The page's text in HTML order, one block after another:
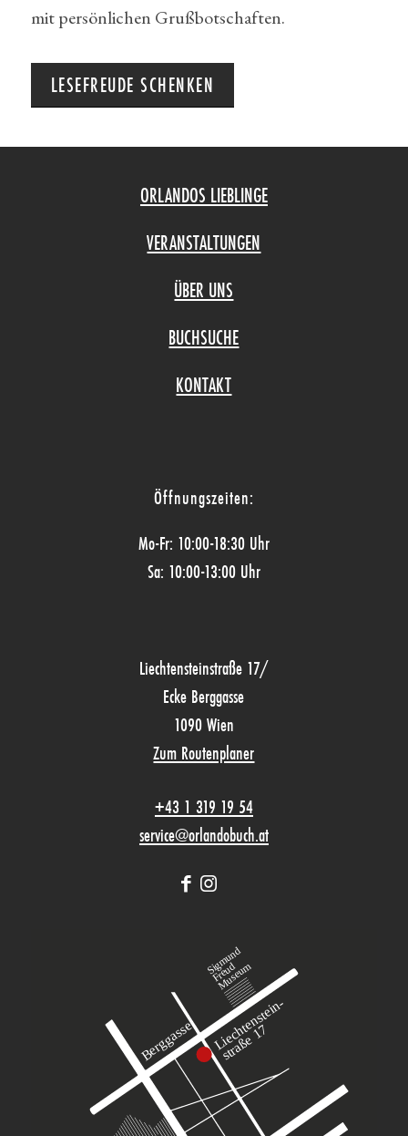
mit persönlichen Grußbotschaften.
LESEFREUDE SCHENKEN
ORLANDOS LIEBLINGE
VERANSTALTUNGEN
ÜBER UNS
BUCHSUCHE
KONTAKT
Öffnungszeiten:
Mo-Fr: 10:00-18:30 Uhr
Sa: 10:00-13:00 Uhr
Liechtensteinstraße 17/
Ecke Berggasse
1090 Wien
Zum Routenplaner
+43 1 319 19 54
service@orlandobuch.at